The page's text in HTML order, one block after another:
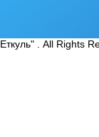
. All Rights